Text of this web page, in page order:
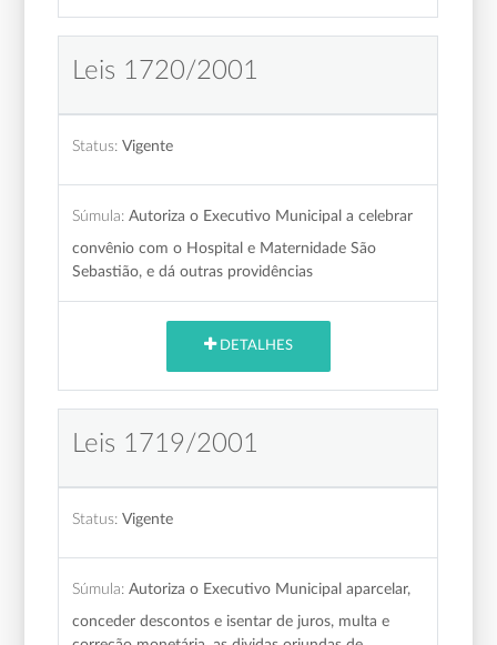
Leis 1720/2001
Status: Vigente
Súmula: Autoriza o Executivo Municipal a celebrar
convênio com o Hospital e Maternidade São
Sebastião, e dá outras providências
DETALHES
Leis 1719/2001
Status: Vigente
Súmula: Autoriza o Executivo Municipal aparcelar,
conceder descontos e isentar de juros, multa e